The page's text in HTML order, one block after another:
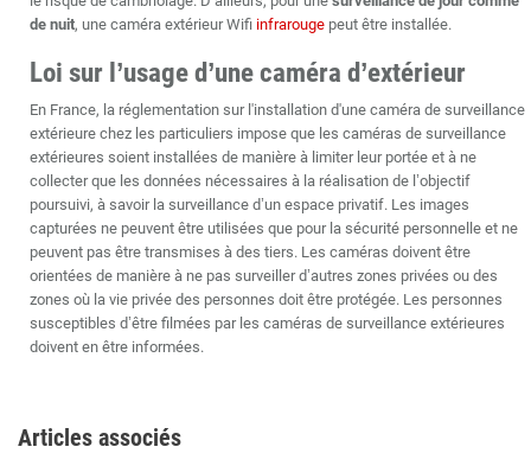
de nuit, une caméra extérieur Wifi infrarouge peut être installée.
Loi sur l’usage d’une caméra d’extérieur
En France, la réglementation sur l'installation d'une caméra de surveillance
extérieure chez les particuliers impose que les caméras de surveillance
extérieures soient installées de manière à limiter leur portée et à ne
collecter que les données nécessaires à la réalisation de l’objectif
poursuivi, à savoir la surveillance d’un espace privatif. Les images
capturées ne peuvent être utilisées que pour la sécurité personnelle et ne
peuvent pas être transmises à des tiers. Les caméras doivent être
orientées de manière à ne pas surveiller d’autres zones privées ou des
zones où la vie privée des personnes doit être protégée. Les personnes
susceptibles d’être filmées par les caméras de surveillance extérieures
doivent en être informées.
Articles associés